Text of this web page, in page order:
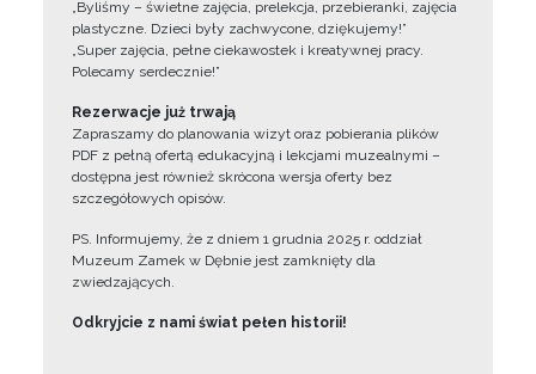
„Byliśmy – świetne zajęcia, prelekcja, przebieranki, zajęcia
plastyczne. Dzieci były zachwycone, dziękujemy!”
„Super zajęcia, pełne ciekawostek i kreatywnej pracy.
Polecamy serdecznie!”
Rezerwacje już trwają
Zapraszamy do planowania wizyt oraz pobierania plików
PDF z pełną ofertą edukacyjną i lekcjami muzealnymi –
dostępna jest również skrócona wersja oferty bez
szczegółowych opisów.
PS. Informujemy, że z dniem 1 grudnia 2025 r. oddział
Muzeum Zamek w Dębnie jest zamknięty dla
zwiedzających.
Odkryjcie z nami świat pełen historii!